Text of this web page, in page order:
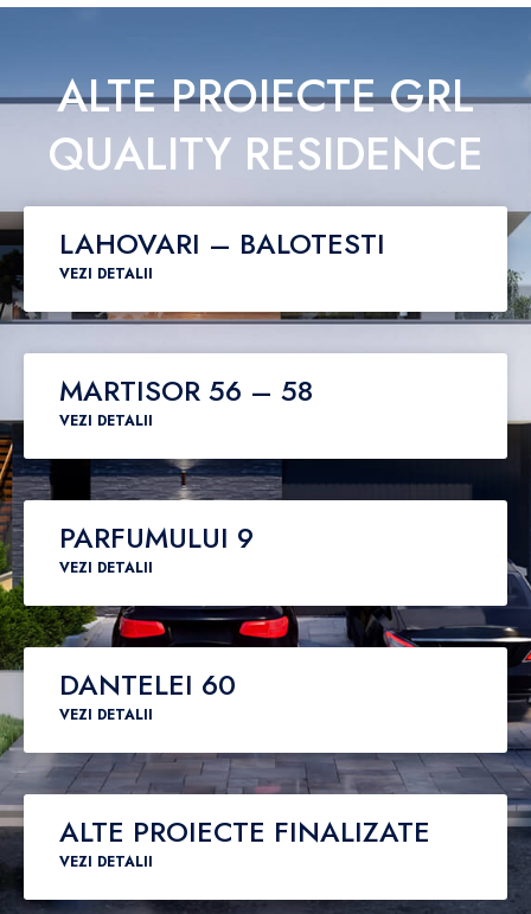
ALTE PROIECTE GRL
QUALITY RESIDENCE
LAHOVARI – BALOTESTI
VEZI DETALII
MARTISOR 56 – 58
VEZI DETALII
PARFUMULUI 9
VEZI DETALII
DANTELEI 60
VEZI DETALII
ALTE PROIECTE FINALIZATE
VEZI DETALII